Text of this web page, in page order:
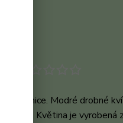
náušnice. Modré drobné
Květina je